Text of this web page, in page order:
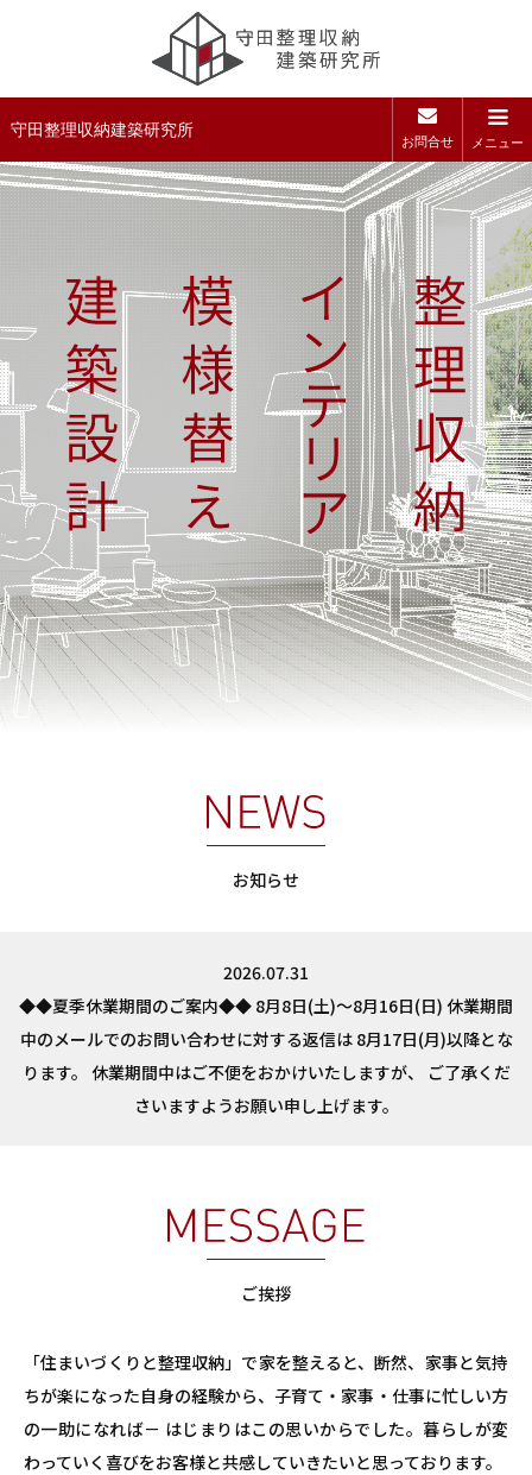
守田整理収納建築研究所
お問合せ メニュー
お知らせ
2026.07.31
◆◆夏季休業期間のご案内◆◆ 8月8日(土)～8月16日(日) 休業期間
中のメールでのお問い合わせに対する返信は 8月17日(月)以降とな
ります。 休業期間中はご不便をおかけいたしますが、 ご了承くだ
さいますようお願い申し上げます。
ご挨拶
「住まいづくりと整理収納」で家を整えると、断然、家事と気持
ちが楽になった自身の経験から、子育て・家事・仕事に忙しい方
の一助になれば－ はじまりはこの思いからでした。暮らしが変
わっていく喜びをお客様と共感していきたいと思っております。